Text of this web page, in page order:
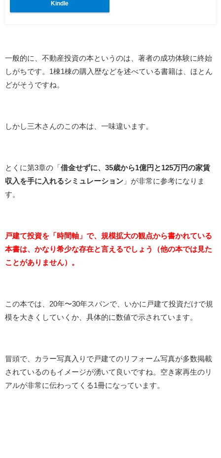
Kindle
一般的に、不動産投資の本というのは、著者の成功体験に終始
しがちです。1棟1棟の購入歴などを述べている書籍は、ほとん
どがそうですね。
しかし三木さんのこの本は、一味違います。
とくに第3章の「 借金せずに、35歳から1億円と125万円の家賃
収入を手に入れるシミュレーション 」が非常に参考になりま
す。
戸建て投資を「時間軸」で、規模拡大の観点から書かれている
本書は、かなり希少な存在と言えるでしょう（他の本では見た
ことがありません）。
この本では、20年〜30年スパンで、いかに戸建て投資だけで規
模を大きくしていくか、具体的に数値で示されています。
冒頭で、カラー写真入りで戸建てのリフォーム写真が多数掲載
されているのもイメージが湧いて良いですね。空き家再生のリ
アルが非常に伝わってくる1冊になっています。